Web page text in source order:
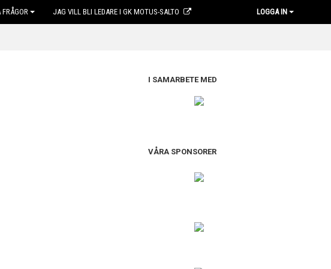
JAG VILL BLI LEDARE I GK MOTUS-SALTO LOGGA IN
I SAMARBETE MED
VÅRA SPONSORER